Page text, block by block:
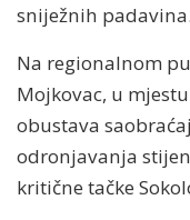
sniježnih padavina.
Na regionalnom
Mojkovac, u
obustava
odronjavanja
kritične tačke